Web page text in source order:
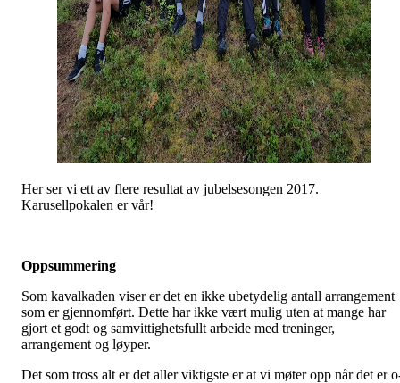
Her ser vi ett av flere resultat av jubelsesongen 2017.
Karusellpokalen er vår!
Oppsummering
Som kavalkaden viser er det en ikke ubetydelig antall arrangement
som er gjennomført. Dette har ikke vært mulig uten at mange har
gjort et godt og samvittighetsfullt arbeide med treninger,
arrangement og løyper.
Det som tross alt er det aller viktigste er at vi møter opp når det er